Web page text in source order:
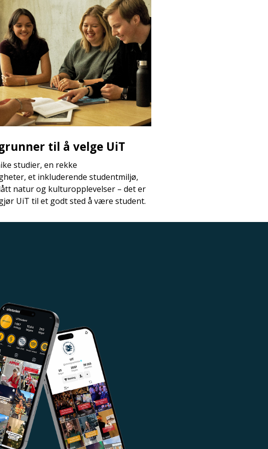
til å velge UiT
studier, en rekke
et inkluderende studentmiljø,
natur og kulturopplevelser – det er
UiT til et godt sted å være student.